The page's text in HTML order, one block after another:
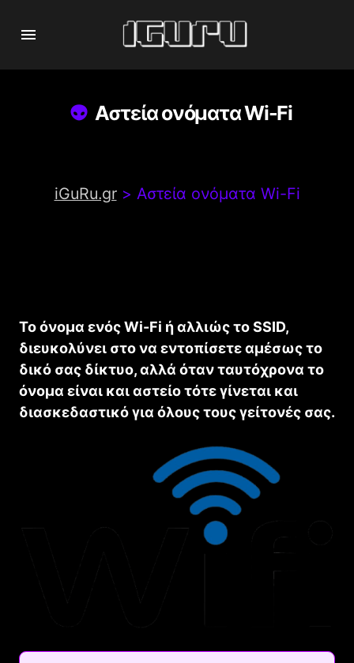
Αστεία ονόματα Wi-Fi
iGuRu.gr> Αστεία ονόματα Wi-Fi
Το όνομα ενός Wi-Fi ή αλλιώς το SSID,
διευκολύνει στο να εντοπίσετε αμέσως το
δικό σας δίκτυο, αλλά όταν ταυτόχρονα το
όνομα είναι και αστείο τότε γίνεται και
διασκεδαστικό για όλους τους γείτονές σας.